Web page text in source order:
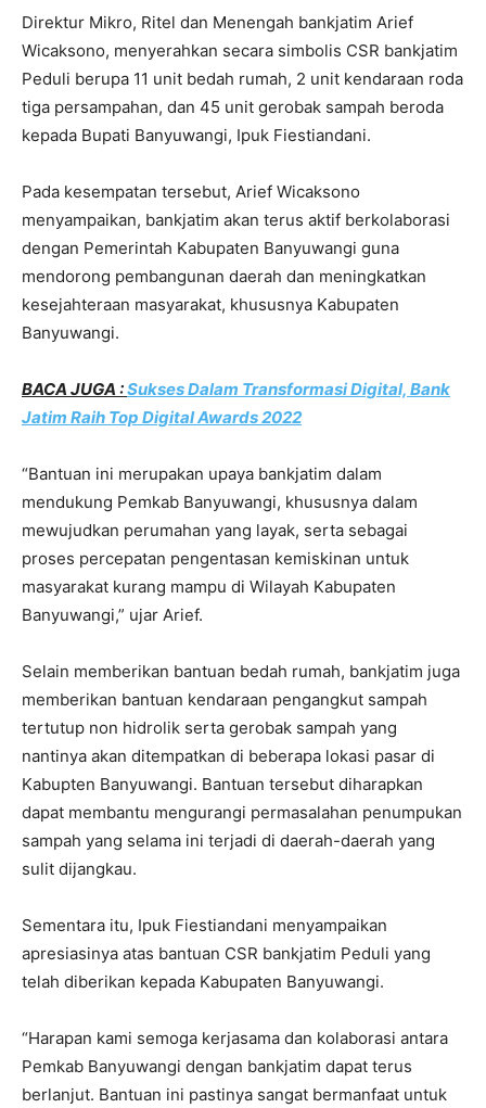
Direktur Mikro, Ritel dan Menengah bankjatim Arief
Wicaksono, menyerahkan secara simbolis CSR bankjatim
Peduli berupa 11 unit bedah rumah, 2 unit kendaraan roda
tiga persampahan, dan 45 unit gerobak sampah beroda
kepada Bupati Banyuwangi, Ipuk Fiestiandani.
Pada kesempatan tersebut, Arief Wicaksono
menyampaikan, bankjatim akan terus aktif berkolaborasi
dengan Pemerintah Kabupaten Banyuwangi guna
mendorong pembangunan daerah dan meningkatkan
kesejahteraan masyarakat, khususnya Kabupaten
Banyuwangi.
BACA JUGA :Sukses Dalam Transformasi Digital, Bank
Jatim Raih Top Digital Awards 2022
“Bantuan ini merupakan upaya bankjatim dalam
mendukung Pemkab Banyuwangi, khususnya dalam
mewujudkan perumahan yang layak, serta sebagai
proses percepatan pengentasan kemiskinan untuk
masyarakat kurang mampu di Wilayah Kabupaten
Banyuwangi,” ujar Arief.
Selain memberikan bantuan bedah rumah, bankjatim juga
memberikan bantuan kendaraan pengangkut sampah
tertutup non hidrolik serta gerobak sampah yang
nantinya akan ditempatkan di beberapa lokasi pasar di
Kabupten Banyuwangi. Bantuan tersebut diharapkan
dapat membantu mengurangi permasalahan penumpukan
sampah yang selama ini terjadi di daerah-daerah yang
sulit dijangkau.
Sementara itu, Ipuk Fiestiandani menyampaikan
apresiasinya atas bantuan CSR bankjatim Peduli yang
telah diberikan kepada Kabupaten Banyuwangi.
“Harapan kami semoga kerjasama dan kolaborasi antara
Pemkab Banyuwangi dengan bankjatim dapat terus
berlanjut. Bantuan ini pastinya sangat bermanfaat untuk